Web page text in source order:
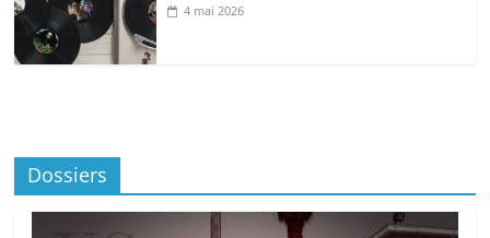
4 mai 2026
Dossiers